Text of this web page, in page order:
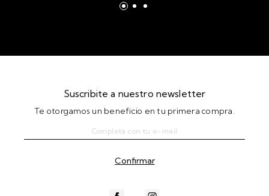
Suscribite a nuestro newsletter
Te otorgamos un beneficio en tu primera compra.